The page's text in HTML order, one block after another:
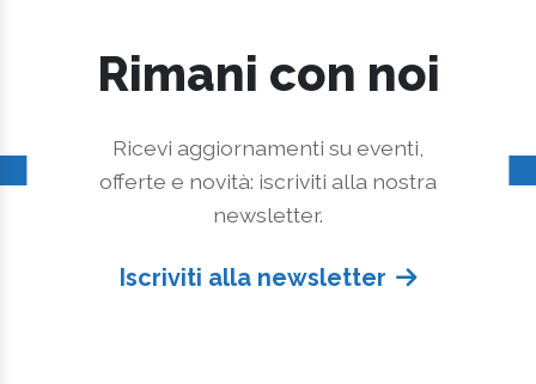
Rimani con noi
Ricevi aggiornamenti su eventi,
offerte e novità: iscriviti alla nostra
newsletter.
Iscriviti alla newsletter